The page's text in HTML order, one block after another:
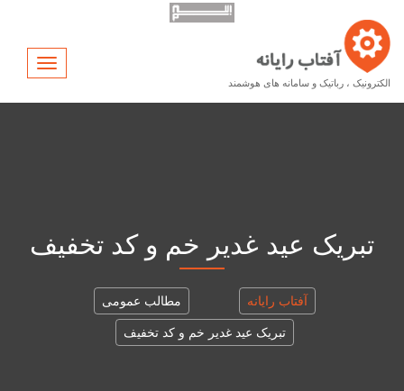
الکترونیک ، رباتیک و سامانه های هوشمند
Toggle
تبریک عید غدیر خم و کد تخفیف
آفتاب رایانه
مطالب عمومی
تبریک عید غدیر خم و کد تخفیف